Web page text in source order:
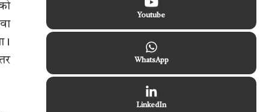
Youtube
WhatsApp
LinkedIn